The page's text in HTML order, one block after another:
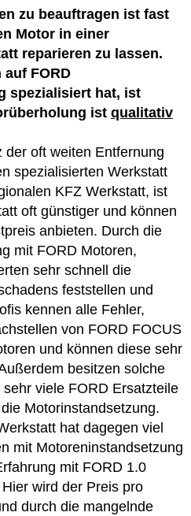
zu beauftragen ist fast
Motor in einer
reparieren zu lassen.
FORD
spezialisiert hat, ist
ist qualitativ
der oft weiten Entfernung
spezialisierten Werkstatt
KFZ Werkstatt, ist
oft günstiger und können
anbieten. Durch die
mit FORD Motoren,
sehr schnell die
feststellen und
kennen alle Fehler,
von FORD FOCUS
und können diese sehr
besitzen solche
viele FORD Ersatzteile
Motorinstandsetzung.
hat dagegen viel
mit Motoreninstandsetzung
mit FORD 1.0
wird der Preis pro
durch die mangelnde